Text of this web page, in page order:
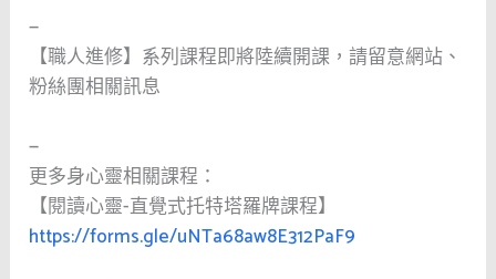
—
【職人進修】系列課程即將陸續開課，請留意網站、
粉絲團相關訊息
—
更多身心靈相關課程：
【閱讀心靈-直覺式托特塔羅牌課程】
https://forms.gle/uNTa68aw8E312PaF9